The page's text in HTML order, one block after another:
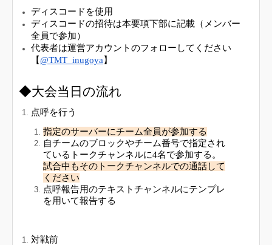
ディスコードを使用
ディスコードの招待は本要項下部に記載（メンバー
全員で参加）
代表者は運営アカウントのフォローしてください
【@TMT_inugoya 】
◆大会当日の流れ
点呼を行う
指定のサーバーにチーム全員が参加する
自チームのブロックやチーム番号で指定され
ているトークチャンネルに4名で参加する。
試合中もそのトークチャンネルでの通話して
ください
点呼報告用のテキストチャンネルにテンプレ
を用いて報告する
対戦前